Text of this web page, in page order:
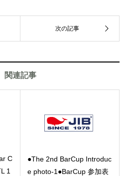
関連記事
C
1
●The 2nd BarCup Introduc
e photo-1●BarCup 参加表